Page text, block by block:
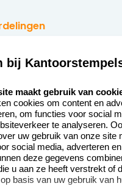
maat
Contact
Veel
bij
maakt gebruik van
cookies om content en
om functies voor social
te analyseren.
uw gebruik van onze site
social media, adverteren
deze gegevens
u aan ze heeft verstrekt of
basis van uw gebruik van